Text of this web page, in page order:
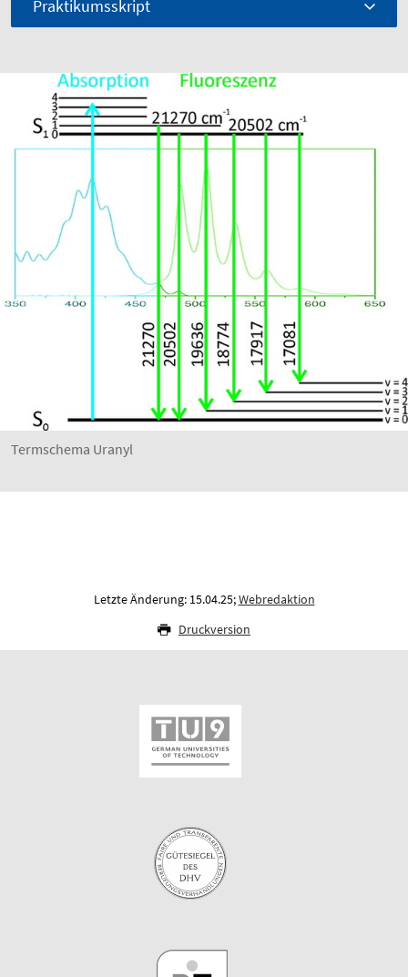
Praktikumsskript
Termschema Uranyl
Letzte Änderung: 15.04.25;Webredaktion
Druckversion